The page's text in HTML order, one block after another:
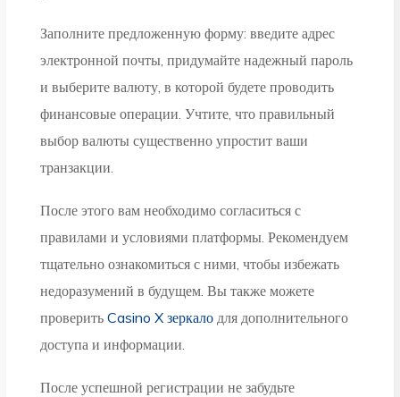
Заполните предложенную форму: введите адрес
электронной почты, придумайте надежный пароль
и выберите валюту, в которой будете проводить
финансовые операции. Учтите, что правильный
выбор валюты существенно упростит ваши
транзакции.
После этого вам необходимо согласиться с
правилами и условиями платформы. Рекомендуем
тщательно ознакомиться с ними, чтобы избежать
недоразумений в будущем. Вы также можете
проверитьCasino X зеркало для дополнительного
доступа и информации.
После успешной регистрации не забудьте